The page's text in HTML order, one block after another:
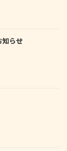
知らせ